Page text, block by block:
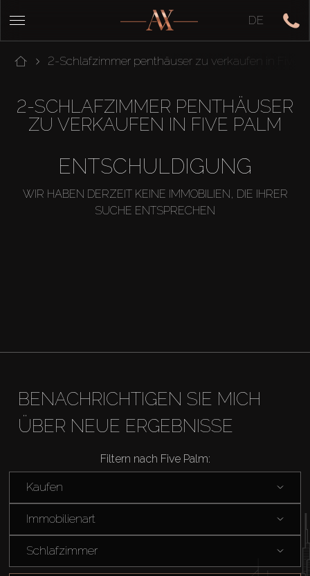
DE
2-Schlafzimmer penthäuser zu verkaufen in Five
2-SCHLAFZIMMER PENTHÄUSER
ZU VERKAUFEN IN FIVE PALM
ENTSCHULDIGUNG
WIR HABEN DERZEIT KEINE IMMOBILIEN, DIE IHRER
SUCHE ENTSPRECHEN
BENACHRICHTIGEN SIE MICH
ÜBER NEUE ERGEBNISSE
Filtern nach Five Palm:
Kaufen
Immobilienart
Schlafzimmer